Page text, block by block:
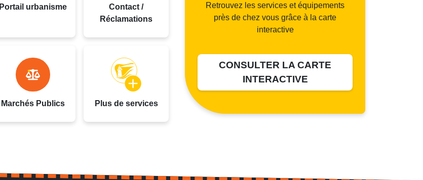
Portail urbanisme
Contact /
Réclamations
Marchés Publics Plus de services
Retrouvez les services et équipements
près de chez vous grâce à la carte
interactive
CONSULTER LA CARTE
INTERACTIVE